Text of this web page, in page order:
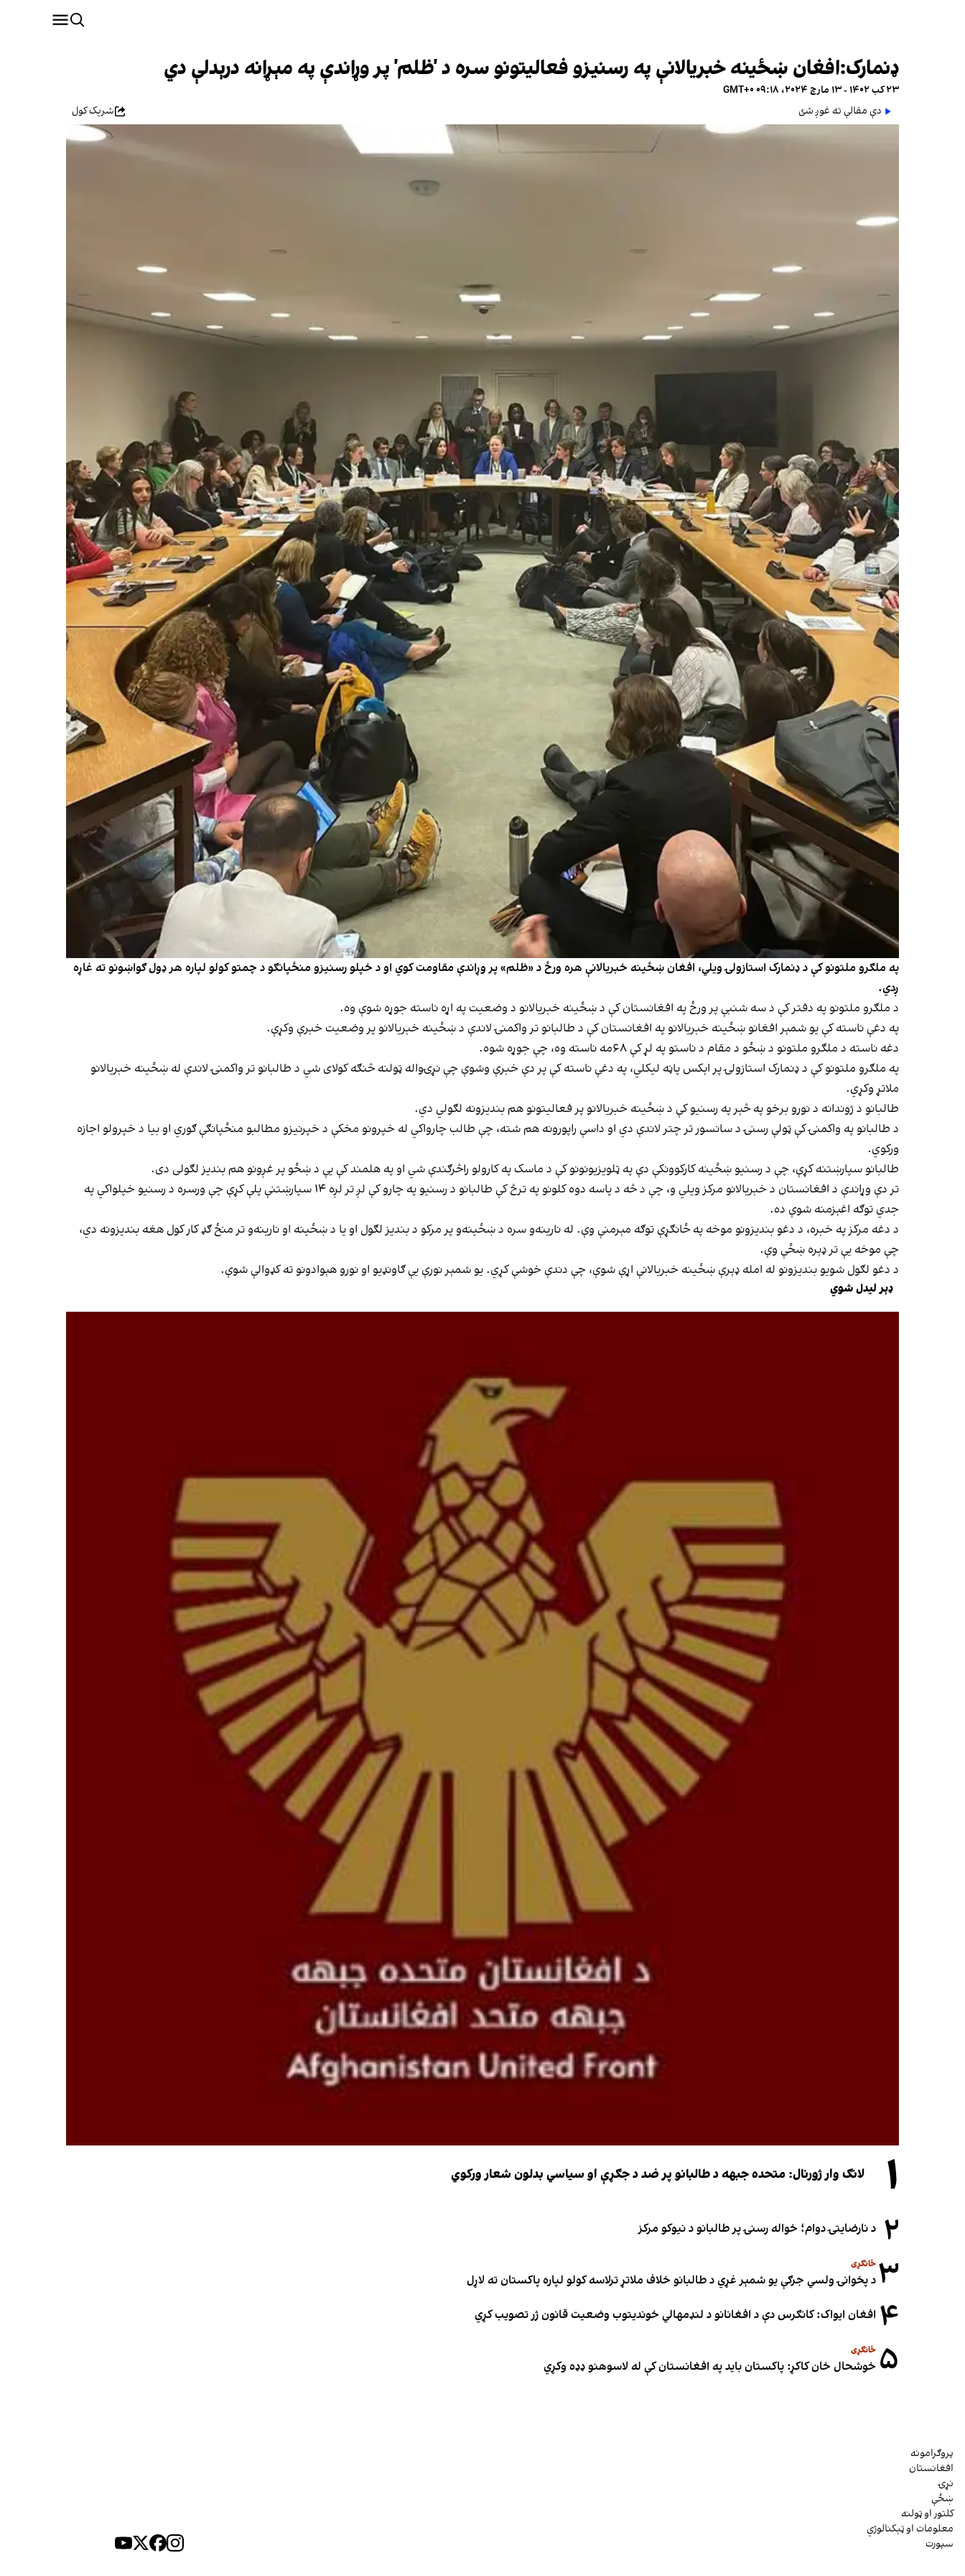
ډنمارک:افغان ښځینه خبریالانې په رسنیزو فعالیتونو سره د 'ظلم' پر وړاندې په مېړانه درېدلې دي
۲۳ کب ۱۴۰۲ - ۱۳ مارچ ۲۰۲۴، ۰۹:۱۸ GMT+۰
دې مقالې ته غوږ شئ
شریک کول
په ملګرو ملتونو کې د ډنمارک استازولۍ ویلي، افغان ښځینه خبریالانې هره ورځ د «ظلم» پر وړاندې مقاومت کوي او د خپلو رسنیزو منځپانګو د چمتو کولو لپاره هر ډول ګواښونو ته غاړه
ږدي.
د ملګرو ملتونو په دفتر کې د سه شنبې پر ورځ په افغانستان کې د ښځینه خبریالانو د وضعیت په اړه ناسته جوړه شوې وه.
په دغې ناسته کې یو شمېر افغانو ښځینه خبریالانو په افغانستان کې د طالبانو تر واکمنۍ لاندې د ښځینه خبریالانو پر وضعیت خبرې وکړې.
دغه ناسته د ملګرو ملتونو د ښځو د مقام د ناستو په لړ کې ۶۸مه ناسته وه، چې جوړه شوه.
په ملګرو ملتونو کې د ډنمارک استازولۍ پر اېکس پاڼه لیکلي، په دغې ناسته کې پر دې خبرې وشوې چې نړۍواله ټولنه څنګه کولای شي د طالبانو تر واکمنۍ لاندې له ښځینه خبریالانو
ملاتړ وکړي.
طالبانو د ژوندانه د نورو برخو په څېر په رسنیو کې د ښځینه خبریالانو پر فعالیتونو هم بندیزونه لګولي دي.
د طالبانو په واکمنۍ کې ټولې رسنۍ د سانسور تر چتر لاندې دي او داسې راپورونه هم شته، چې طالب چارواکي له خپرونو مخکې د خپرنیزو مطالبو منځپانګې ګوري او بیا د خپرولو اجازه
ورکوي.
طالبانو سپارښتنه کړې، چې د رسنیو ښځینه کارکوونکې دې په ټلویزیونونو کې د ماسک په کارولو راڅرګندې شي او په هلمند کې یې د ښځو پر غږونو هم بندیز لګولی دی.
تر دې وړاندې د افغانستان د خبریالانو مرکز ویلي و، چې د څه د پاسه دوه کلونو په ترڅ کې طالبانو د رسنیو په چارو کې لږ تر لږه ۱۴ سپارښتنې پلې کړې چې ورسره د رسنیو خپلواکي په
جدي توګه اغېزمنه شوې ده.
د دغه مرکز په خبره، د دغو بندیزونو موخه په ځانګړې توګه مېرمنې وې. له نارینه‌و سره د ښځینه‌و پر مرکو د بندیز لګول او یا د ښځینه او نارینه‌و تر منځ ګډ کار کول هغه بندیزونه دي،
چې موخه یې تر ډېره ښځې وې.
د دغو لګول شویو بندیزونو له امله ډېرې ښځینه خبریالانې اړې شوې، چې دندې خوشې کړي. یو شمېر نورې یې ګاونډیو او نورو هېوادونو ته کډوالې شوې.
ډېر لیدل شوي
۱ لانګ وار ژورنال: متحده جبهه د طالبانو پر ضد د جګړې او سیاسي بدلون شعار ورکوي
۲ د نارضایتۍ دوام؛ خواله رسنۍ پر طالبانو د نیوکو مرکز
۳ ځانګړی
د پخوانۍ ولسي جرګې یو شمېر غړي د طالبانو خلاف ملاتړ ترلاسه کولو لپاره پاکستان ته لاړل
۴ افغان ایواک: کانګرس دې د افغانانو د لنډمهالي خوندیتوب وضعیت قانون ژر تصویب کړي
۵ ځانګړی
خوشحال خان کاکړ: پاکستان بايد په افغانستان کې له لاسوهنو ډډه وکړي
پروګرامونه
افغانستان
نړۍ
ښځې
کلتور او ټولنه
معلومات او ټېکنالوژي
سپورت